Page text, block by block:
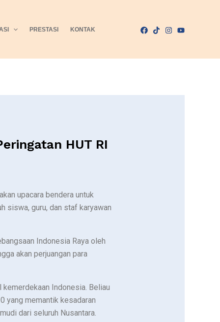
PRESTASI KONTAK
HUT RI
upacara bendera untuk
siswa, guru, dan staf karyawan
Indonesia Raya oleh
akan perjuangan para
Indonesia. Beliau
yang memantik kesadaran
dari seluruh Nusantara.